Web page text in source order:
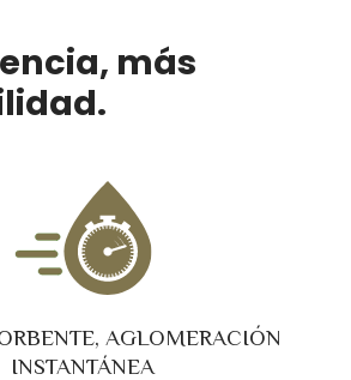
más
AGLOMERACIÓN
INSTANTÁNEA